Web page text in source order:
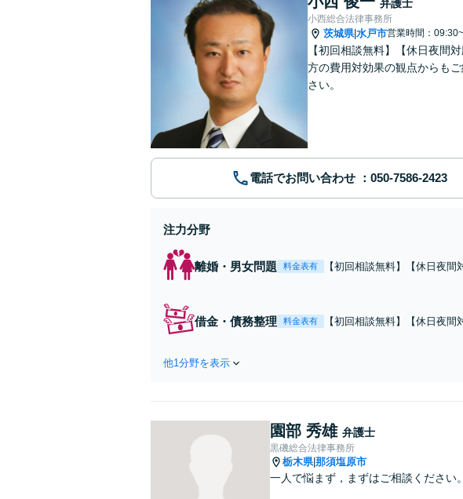
弁護士
小西総合法律事務所
茨城県|水戸市営業時間：
【初回相談無料】【休日夜間
方の費用対効果の観点からも
さい。
電話でお問い合わせ
注力分野
離婚・男女問題 料金表有
【初回相談無料】【休日夜
借金・債務整理 料金表有
【初回相談無料】【休日夜
他1分野を表示
園部 秀雄 弁護士
黒磯総合法律事務所
栃木県|那須塩原市
一人で悩まず，まずはご相談ください